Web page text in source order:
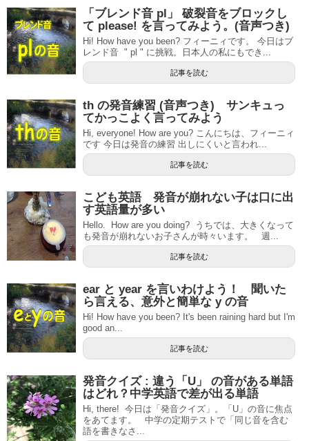
「ブレンド音 pl」 破裂音をブロックし
て please! を言ってみよう。(音声つき)
Hi! How have you been? フィーニィです。 今日はブ
レンド音 " pl " に挑戦。日本人の私にもでき...
記事を読む
th の発音練習 (音声つき) サンキュっ
てかっこよく言ってみよう
Hi, everyone! How are you? こんにちは、フィーニィ
です 今日は発音の練習 出しにくいと言われ...
記事を読む
こども英語 発音が崩れない子は口に出
す英語量が多い
Hello. How are you doing? うちでは、大きくなって
も発音が崩れないお子さんが時々います。 週...
記事を読む
ear と year を言いわけよう！ 聞いた
ら言える、意外と簡単な y の音
Hi! How have you been? It's been raining hard but I'm
good an...
記事を読む
発音クイズ : 違う「U」 の音がある単語
はどれ？中学英語で差が出る単語
Hi, there! 今日は「発音クイズ」。「U」の音に焦点
をあてます。 中学の定期テストで「同じ音を含む
語を書きなさ...